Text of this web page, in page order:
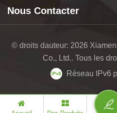
Nous Contacter
© droits dauteur: 2026
Co., Ltd.. Tous les
Réseau IPv6